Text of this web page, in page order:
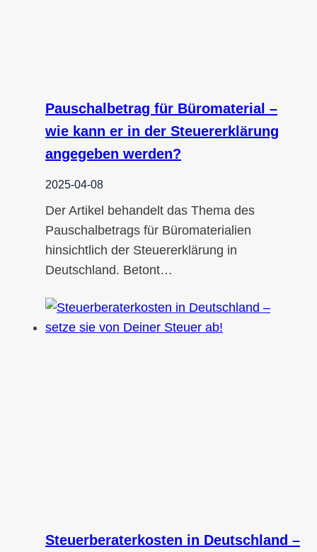
Pauschalbetrag für Büromaterial –
wie kann er in der Steuererklärung
angegeben werden?
2025-04-08
Der Artikel behandelt das Thema des
Pauschalbetrags für Büromaterialien
hinsichtlich der Steuererklärung in
Deutschland. Betont…
Steuerberaterkosten in Deutschland –